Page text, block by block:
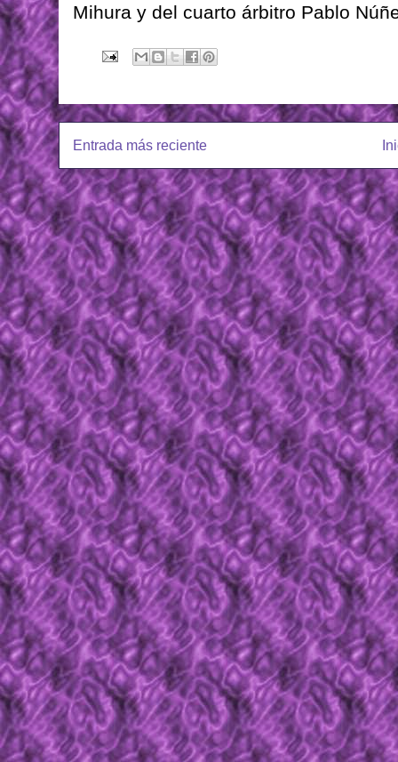
Mihura y del cuarto árbitro Pablo
Entrada más reciente